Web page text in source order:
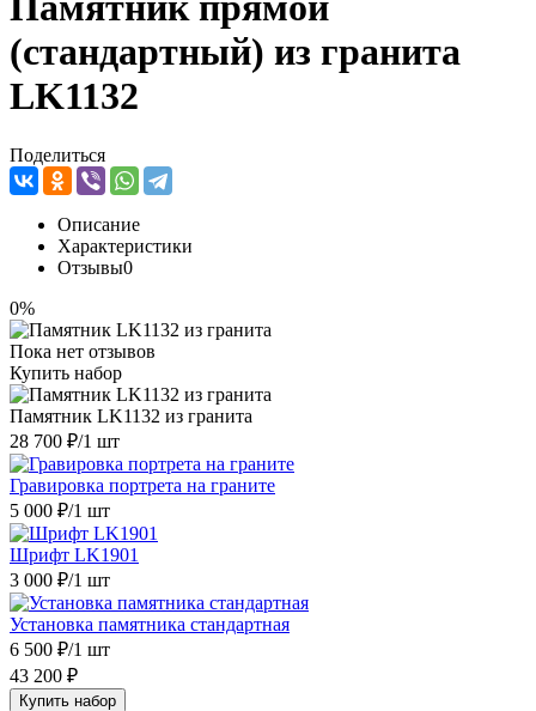
(стандартный) из гранита
LK1132
Поделиться
Описание
Характеристики
Отзывы0
0%
Пока нет отзывов
Купить набор
Памятник LK1132 из гранита
28 700 ₽/1 шт
Гравировка портрета на граните
5 000 ₽/1 шт
Шрифт LK1901
3 000 ₽/1 шт
Установка памятника стандартная
6 500 ₽/1 шт
43 200 ₽
Купить набор